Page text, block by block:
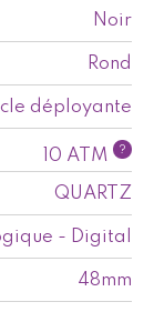
Noir
Rond
déployante
10 ATM ?
QUARTZ
- Digital
48mm